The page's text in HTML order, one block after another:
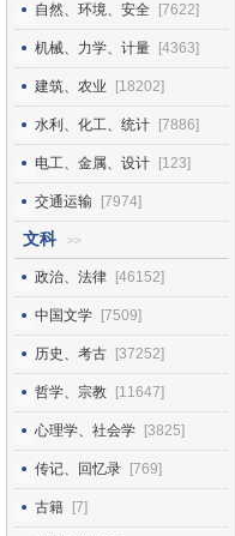
自然、环境、安全 [7622]
机械、力学、计量 [4363]
建筑、农业 [18202]
水利、化工、统计 [7886]
电工、金属、设计 [123]
交通运输 [7974]
文科 >>
政治、法律 [46152]
中国文学 [7509]
历史、考古 [37252]
哲学、宗教 [11647]
心理学、社会学 [3825]
传记、回忆录 [769]
古籍 [7]